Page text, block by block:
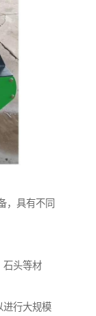
，具有不同
石头等材
进行大规模